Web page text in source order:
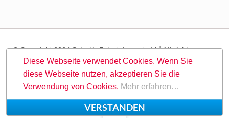
© Copyright 2026 Galactic Entertainment e.V. | All rights
reserved.
Navigation
überspringen
Suche Sitemap Kontakt Impressum Datenschutz
Diese Webseite verwendet Cookies. Wenn Sie
diese Webseite nutzen, akzeptieren Sie die
Verwendung von Cookies. Mehr erfahren…
VERSTANDEN